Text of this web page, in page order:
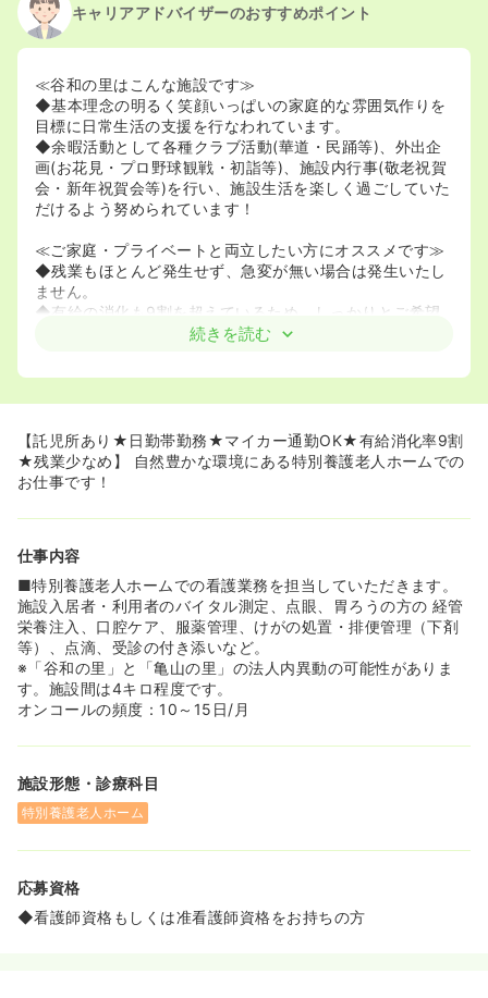
キャリアアドバイザーのおすすめポイント
≪谷和の里はこんな施設です≫
◆基本理念の明るく笑顔いっぱいの家庭的な雰囲気作りを
目標に日常生活の支援を行なわれています。
◆余暇活動として各種クラブ活動(華道・民踊等)、外出企
画(お花見・プロ野球観戦・初詣等)、施設内行事(敬老祝賀
会・新年祝賀会等)を行い、施設生活を楽しく過ごしていた
だけるよう努められています！
≪ご家庭・プライベートと両立したい方にオススメです≫
◆残業もほとんど発生せず、急変が無い場合は発生いたし
ません。
◆有給の消化も9割を超えているため、しっかりとご希望
に沿うことが出来ます。
方もオススメです！お預けしながら勤務することが出来ま
続きを読む
【託児所あり★日勤帯勤務★マイカー通勤OK★有給消化率9割
★残業少なめ】 自然豊かな環境にある特別養護老人ホームでの
お仕事です！
仕事内容
■特別養護老人ホームでの看護業務を担当していただきます。
施設入居者・利用者のバイタル測定、点眼、胃ろうの方の 経管
栄養注入、口腔ケア、服薬管理、けがの処置・排便管理（下剤
等）、点滴、受診の付き添いなど。
※「谷和の里」と「亀山の里」の法人内異動の可能性がありま
す。施設間は4キロ程度です。
オンコールの頻度：10～15日/月
施設形態・診療科目
特別養護老人ホーム
応募資格
◆看護師資格もしくは准看護師資格をお持ちの方